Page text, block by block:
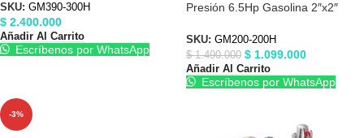
SKU: GM390-300H
$ 2.400.000
Añadir Al Carrito
Escríbenos por WhatsApp
Presión 6.5Hp Gasolina 2″x2″
SKU: GM200-200H
$1.490.000 $ 1.099.000
Añadir Al Carrito
Escríbenos por WhatsApp
-3%